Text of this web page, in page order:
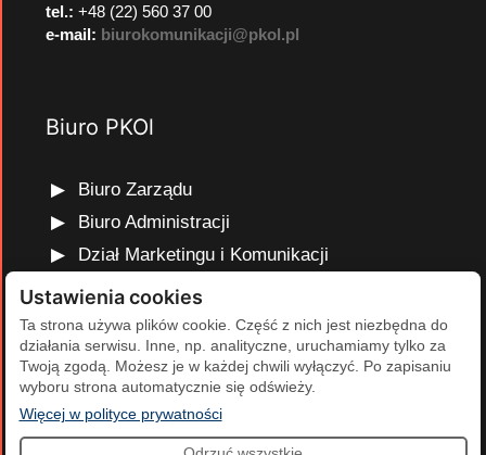
tel.: +48 (22) 560 37 00
e-mail: biurokomunikacji@pkol.pl
Biuro PKOl
Biuro Zarządu
Biuro Administracji
Dział Marketingu i Komunikacji
Dział Edukacji Olimpijskiej
Dział Finansów i Kadr
Dział Projektów Olimpijskich
Dział Programów Rozwojowych
Ustawienia cookies
Ta strona używa plików cookie. Część z nich jest niezbędna do
działania serwisu. Inne, np. analityczne, uruchamiamy tylko za
Twoją zgodą. Możesz je w każdej chwili wyłączyć. Po zapisaniu
wyboru strona automatycznie się odświeży.
Więcej w polityce prywatności(otwiera się w nowej karcie)